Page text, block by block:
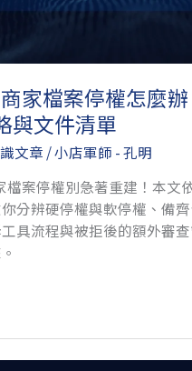
家檔案停權怎麼
與文件清單
文章 /小店軍師 - 孔明
檔案停權別急著重建！本文
分辨硬停權與軟停權、備
具流程與被拒後的額外審